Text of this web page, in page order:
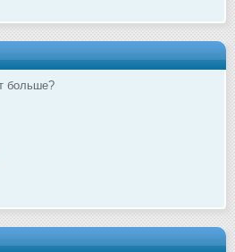
больше?